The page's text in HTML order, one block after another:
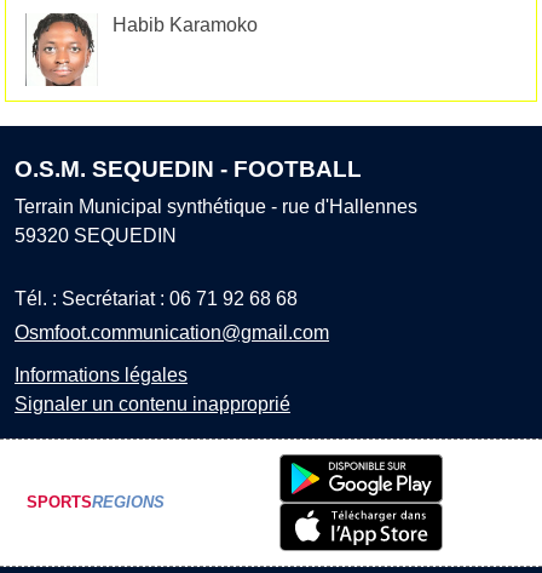
Habib Karamoko
O.S.M. SEQUEDIN - FOOTBALL
Terrain Municipal synthétique - rue d'Hallennes
59320 SEQUEDIN
Tél. : Secrétariat : 06 71 92 68 68
Osmfoot.communication@gmail.com
Informations légales
Signaler un contenu inapproprié
SPORTSREGIONS